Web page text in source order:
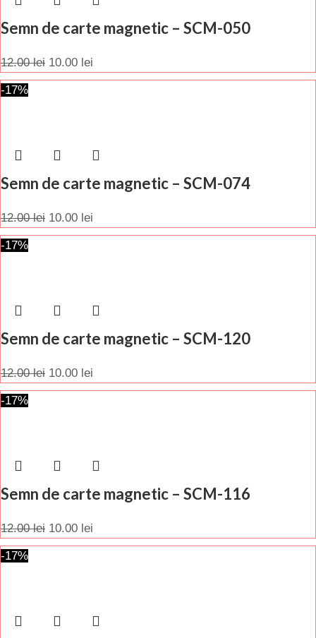
Semn de carte magnetic – SCM-050
12.00lei 10.00 lei
-17%
Semn de carte magnetic – SCM-074
12.00lei 10.00 lei
-17%
Semn de carte magnetic – SCM-120
12.00lei 10.00 lei
-17%
Semn de carte magnetic – SCM-116
12.00lei 10.00 lei
-17%